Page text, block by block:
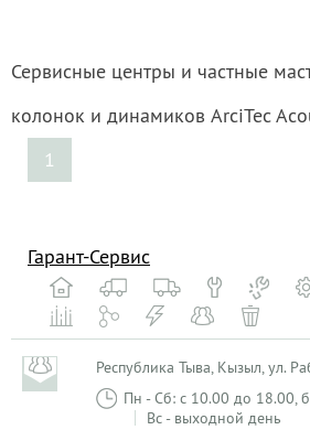
Сервисные центры и частные
колонок и динамиков ArciTec
1
Гарант-Сервис
Республика Тыва, Кызыл, ул.
Пн - Сб: с 10.00 до 18.00,
Вс - выходной день